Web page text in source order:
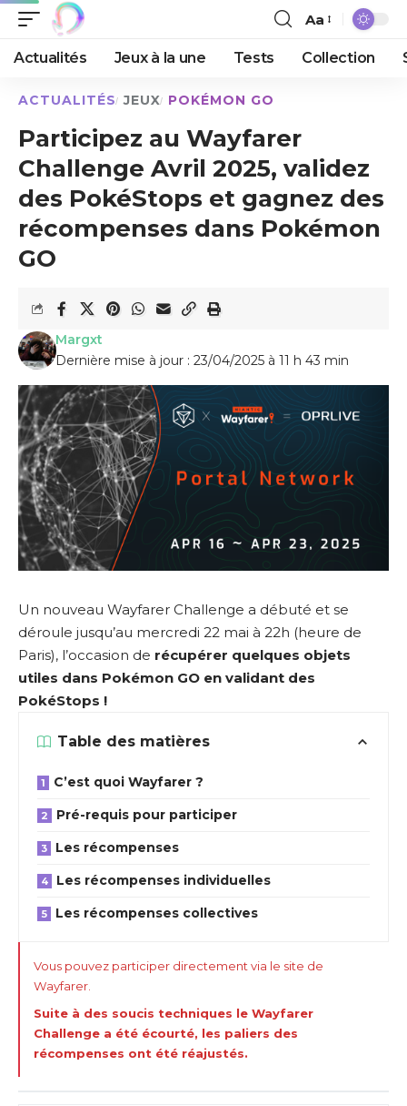
Aa
Actualités Jeux à la une Tests Collection
ACTUALITÉS JEUX POKÉMON GO
Participez au Wayfarer
Challenge Avril 2025, validez
des PokéStops et gagnez des
récompenses dans Pokémon
GO
Dernière mise à jour : 23/04/2025 à 11 h 43 min
Margxt
Un nouveau Wayfarer Challenge a débuté et se
déroule jusqu’au mercredi 22 mai à 22h (heure de
Paris), l’occasion de récupérer quelques objets
utiles dans Pokémon GO en validant des
PokéStops !
Table des matières
C’est quoi Wayfarer ?
Pré-requis pour participer
Les récompenses
Les récompenses individuelles
Les récompenses collectives
Vous pouvez participer directement via le site de
Wayfarer.
Suite à des soucis techniques le Wayfarer
Challenge a été écourté, les paliers des
récompenses ont été réajustés.